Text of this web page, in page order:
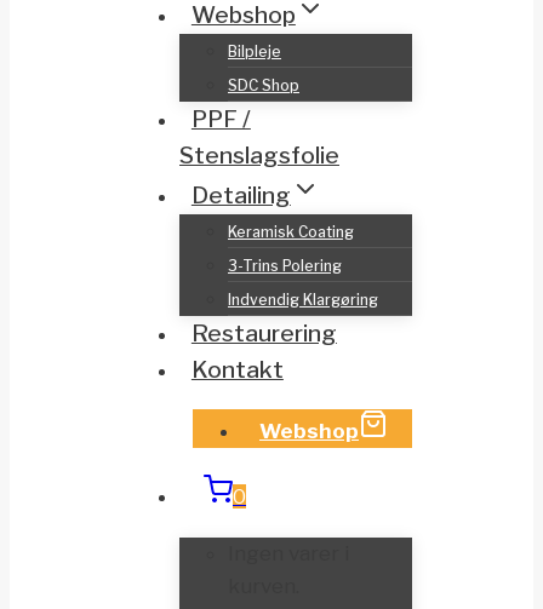
Webshop
Bilpleje
SDC Shop
PPF /
Stenslagsfolie
Detailing
Keramisk Coating
3-Trins Polering
Indvendig Klargøring
Restaurering
Kontakt
Webshop
0